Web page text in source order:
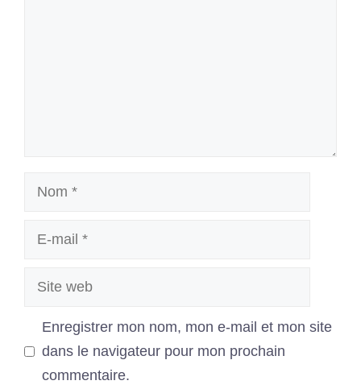
Nom
Site
Enregistrer mon nom, mon e-mail et mon site
dans le navigateur pour mon prochain
commentaire.